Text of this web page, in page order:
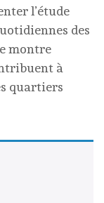
l’étude
des
montre
à
quartiers